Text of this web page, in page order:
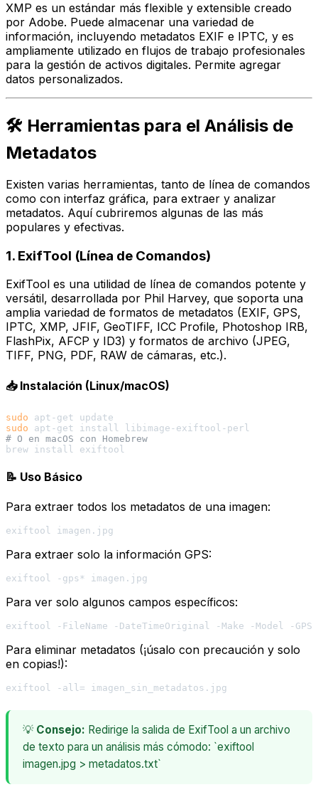
XMP es un estándar más flexible y extensible creado
por Adobe. Puede almacenar una variedad de
información, incluyendo metadatos EXIF e IPTC, y es
ampliamente utilizado en flujos de trabajo profesionales
para la gestión de activos digitales. Permite agregar
datos personalizados.
🛠️ Herramientas para el Análisis de
Metadatos
Existen varias herramientas, tanto de línea de comandos
como con interfaz gráfica, para extraer y analizar
metadatos. Aquí cubriremos algunas de las más
populares y efectivas.
1. ExifTool (Línea de Comandos)
ExifTool es una utilidad de línea de comandos potente y
versátil, desarrollada por Phil Harvey, que soporta una
amplia variedad de formatos de metadatos (EXIF, GPS,
IPTC, XMP, JFIF, GeoTIFF, ICC Profile, Photoshop IRB,
FlashPix, AFCP y ID3) y formatos de archivo (JPEG,
TIFF, PNG, PDF, RAW de cámaras, etc.).
📥 Instalación (Linux/macOS)
sudo
sudo
# O en macOS con Homebrew
📝 Uso Básico
Para extraer todos los metadatos de una imagen:
Para extraer solo la información GPS:
Para ver solo algunos campos específicos:
Para eliminar metadatos (¡úsalo con precaución y solo
en copias!):
💡 Consejo: Redirige la salida de ExifTool a un archivo
de texto para un análisis más cómodo: `exiftool
imagen.jpg > metadatos.txt`